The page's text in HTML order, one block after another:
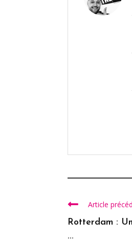
Article
Rotterdam :
...